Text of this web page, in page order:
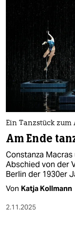
Ein Tanzstück zum
Am Ende
Constanza
Abschied von der
Berlin der 1930er
Von Katja Kollmann
2.11.2025